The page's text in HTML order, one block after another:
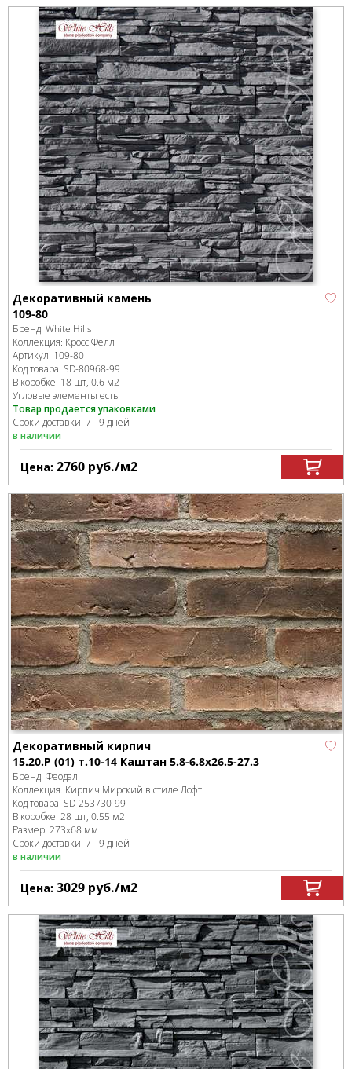
Декоративный камень
109-80
Бренд: White Hills
Коллекция: Кросс Фелл
Артикул: 109-80
Код товара: SD-80968-99
В коробке: 18 шт, 0.6 м2
Угловые элементы есть
Товар продается упаковками
Сроки доставки: 7 - 9 дней
в наличии
Цена: 2760 руб./м2
Декоративный кирпич
15.20.Р (01) т.10-14 Каштан 5.8-6.8x26.5-27.3
Бренд: Феодал
Коллекция: Кирпич Мирский в стиле Лофт
Код товара: SD-253730-99
В коробке: 28 шт, 0.55 м2
Размер: 273x68 мм
Сроки доставки: 7 - 9 дней
в наличии
Цена: 3029 руб./м2